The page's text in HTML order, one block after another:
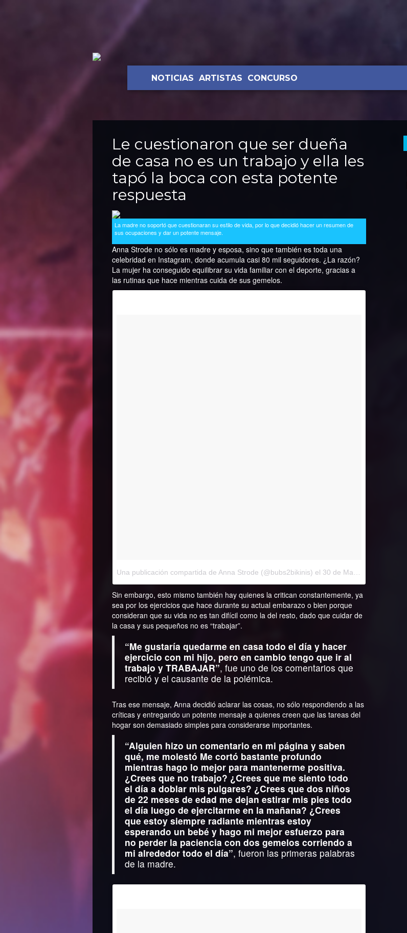
NOTICIAS ARTISTAS CONCURSO
Le cuestionaron que ser dueña
de casa no es un trabajo y ella les
tapó la boca con esta potente
respuesta
La madre no soportó que cuestionaran su estilo de vida, por lo que decidió hacer un resumen de
sus ocupaciones y dar un potente mensaje.
Anna Strode no sólo es madre y esposa, sino que también es toda una
celebridad en Instagram, donde acumula casi 80 mil seguidores. ¿La razón?
La mujer ha conseguido equilibrar su vida familiar con el deporte, gracias a
las rutinas que hace mientras cuida de sus gemelos.
Una publicación compartida de Anna Strode (@bubs2bikinis) el 30 de Mar de 2017 a la(s) 2:28 PDT
Sin embargo, esto mismo también hay quienes la critican constantemente, ya
sea por los ejercicios que hace durante su actual embarazo o bien porque
consideran que su vida no es tan difícil como la del resto, dado que cuidar de
la casa y sus pequeños no es “trabajar”.
“Me gustaría quedarme en casa todo el día y hacer
ejercicio con mi hijo, pero en cambio tengo que ir al
trabajo y TRABAJAR”, fue uno de los comentarios que
recibió y el causante de la polémica.
Tras ese mensaje, Anna decidió aclarar las cosas, no sólo respondiendo a las
críticas y entregando un potente mensaje a quienes creen que las tareas del
hogar son demasiado simples para considerarse importantes.
“Alguien hizo un comentario en mi página y saben
qué, me molestó Me cortó bastante profundo
mientras hago lo mejor para mantenerme positiva.
¿Crees que no trabajo? ¿Crees que me siento todo
el día a doblar mis pulgares? ¿Crees que dos niños
de 22 meses de edad me dejan estirar mis pies todo
el día luego de ejercitarme en la mañana? ¿Crees
que estoy siempre radiante mientras estoy
esperando un bebé y hago mi mejor esfuerzo para
no perder la paciencia con dos gemelos corriendo a
mi alrededor todo el día”, fueron las primeras palabras
de la madre.